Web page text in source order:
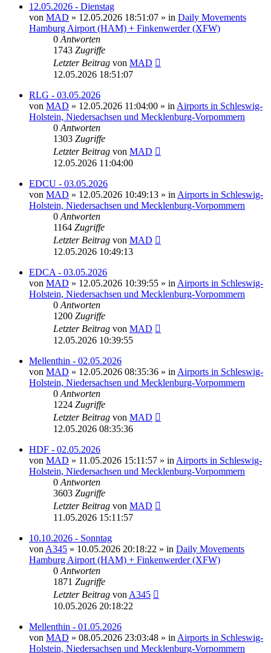
12.05.2026 - Dienstag
von MAD » 12.05.2026 18:51:07 » in Daily Movements
Hamburg Airport (HAM) + Finkenwerder (XFW)
0 Antworten
1743 Zugriffe
Letzter Beitrag von MAD
12.05.2026 18:51:07
RLG - 03.05.2026
von MAD » 12.05.2026 11:04:00 » in Airports in Schleswig-
Holstein, Niedersachsen und Mecklenburg-Vorpommern
0 Antworten
1303 Zugriffe
Letzter Beitrag von MAD
12.05.2026 11:04:00
EDCU - 03.05.2026
von MAD » 12.05.2026 10:49:13 » in Airports in Schleswig-
Holstein, Niedersachsen und Mecklenburg-Vorpommern
0 Antworten
1164 Zugriffe
Letzter Beitrag von MAD
12.05.2026 10:49:13
EDCA - 03.05.2026
von MAD » 12.05.2026 10:39:55 » in Airports in Schleswig-
Holstein, Niedersachsen und Mecklenburg-Vorpommern
0 Antworten
1200 Zugriffe
Letzter Beitrag von MAD
12.05.2026 10:39:55
Mellenthin - 02.05.2026
von MAD » 12.05.2026 08:35:36 » in Airports in Schleswig-
Holstein, Niedersachsen und Mecklenburg-Vorpommern
0 Antworten
1224 Zugriffe
Letzter Beitrag von MAD
12.05.2026 08:35:36
HDF - 02.05.2026
von MAD » 11.05.2026 15:11:57 » in Airports in Schleswig-
Holstein, Niedersachsen und Mecklenburg-Vorpommern
0 Antworten
3603 Zugriffe
Letzter Beitrag von MAD
11.05.2026 15:11:57
10.10.2026 - Sonntag
von A345 » 10.05.2026 20:18:22 » in Daily Movements
Hamburg Airport (HAM) + Finkenwerder (XFW)
0 Antworten
1871 Zugriffe
Letzter Beitrag von A345
10.05.2026 20:18:22
Mellenthin - 01.05.2026
von MAD » 08.05.2026 23:03:48 » in Airports in Schleswig-
Holstein, Niedersachsen und Mecklenburg-Vorpommern